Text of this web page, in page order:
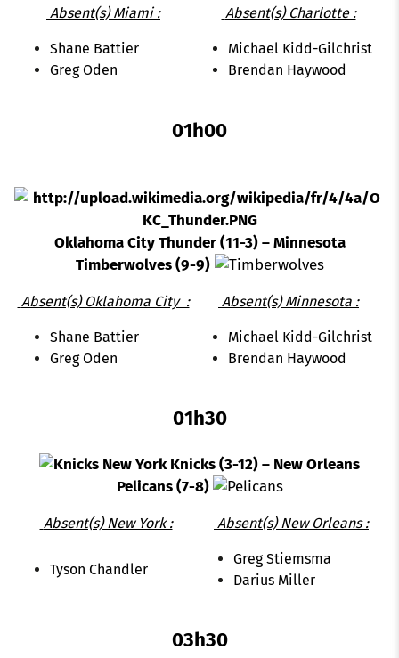
Absent(s) Miami : Absent(s) Charlotte :
Shane Battier
Greg Oden
Michael Kidd-Gilchrist
Brendan Haywood
01h00
Oklahoma City Thunder (11-3) – Minnesota
Timberwolves (9-9)
Absent(s) Oklahoma City : Absent(s) Minnesota :
Shane Battier
Greg Oden
Michael Kidd-Gilchrist
Brendan Haywood
01h30
New York Knicks (3-12) – New Orleans
Pelicans (7-8)
Absent(s) New York : Absent(s) New Orleans :
Tyson Chandler
Greg Stiemsma
Darius Miller
03h30